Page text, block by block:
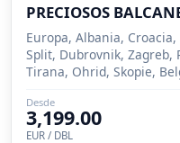
PRECIOSOS
Europa, Albania,
Split, Dubrovnik, Zagreb,
Tirana, Ohrid, Skopie,
Desde
3,199.00
EUR / DBL